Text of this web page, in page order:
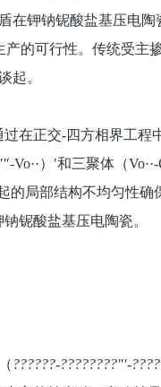
在钾钠铌酸盐基压电陶
的可行性。传统受主
起。
在正交-四方相界工程
）′和三聚体（Vo··-
局部结构不均匀性确
铌酸盐基压电陶瓷。
??????-????????″′-